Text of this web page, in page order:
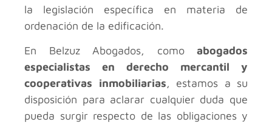
la legislación específica en materia de
ordenación de la edificación.
En Belzuz Abogados, como abogados
especialistas en derecho mercantil y
cooperativas inmobiliarias, estamos a su
disposición para aclarar cualquier duda que
pueda surgir respecto de las obligaciones y